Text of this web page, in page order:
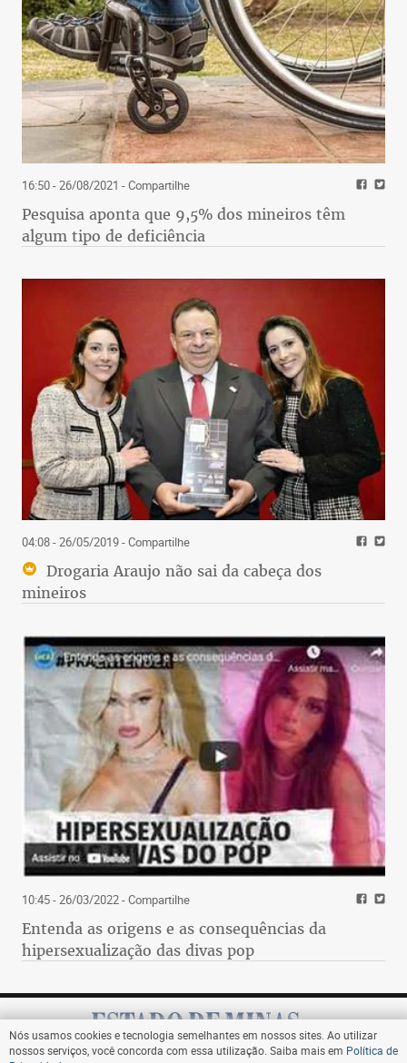
16:50 - 26/08/2021 - Compartilhe
Pesquisa aponta que 9,5% dos mineiros têm
algum tipo de deficiência
04:08 - 26/05/2019- Compartilhe
Drogaria Araujo não sai da cabeça dos
mineiros
10:45 - 26/03/2022- Compartilhe
Entenda as origens e as consequências da
hipersexualização das divas pop
Nós usamos cookies e tecnologia semelhantes em nossos sites. Ao utilizar
nossos serviços, você concorda com essa utilização. Saiba mais em Política de